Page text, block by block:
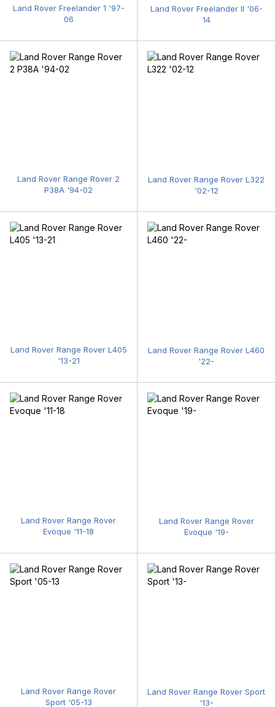
Land Rover Freelander 1 '97-
06
Land Rover Freelander II '06-
14
Land Rover Range Rover 2
P38A '94-02
Land Rover Range Rover L322
'02-12
Land Rover Range Rover L405
'13-21
Land Rover Range Rover L460
'22-
Land Rover Range Rover
Evoque '11-18
Land Rover Range Rover
Evoque '19-
Land Rover Range Rover
Sport '05-13
Land Rover Range Rover Sport
'13-